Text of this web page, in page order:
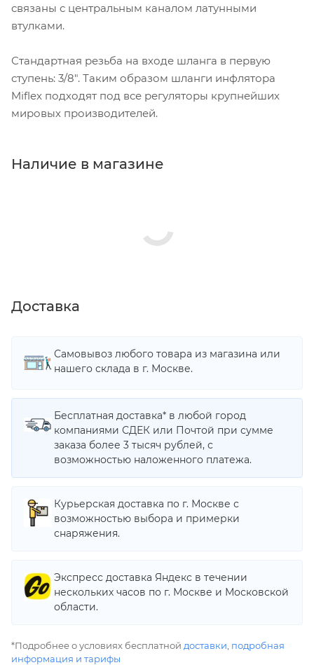
связаны с центральным каналом латунными
втулками.
Стандартная резьба на входе шланга в первую
ступень: 3/8". Таким образом шланги инфлятора
Miflex подходят под все регуляторы крупнейших
мировых производителей.
Наличие в магазине
Доставка
Самовывоз любого товара из магазина или
нашего склада в г. Москве.
Бесплатная доставка* в любой город
компаниями СДЕК или Почтой при сумме
заказа более 3 тысяч рублей, с
возможностью наложенного платежа.
Курьерская доставка по г. Москве с
возможностью выбора и примерки
снаряжения.
Экспресс доставка Яндекс в течении
нескольких часов по г. Москве и Московской
области.
*Подробнее о условиях бесплатной доставки подробная
информация и тарифы